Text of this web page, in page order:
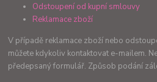
Odstoupení od kupní smlouvy
Reklamace zboží
V případě reklamace zboží nebo
můžete kdykoliv kontaktovat e-mailem.
předepsaný formulář. Způsob podání